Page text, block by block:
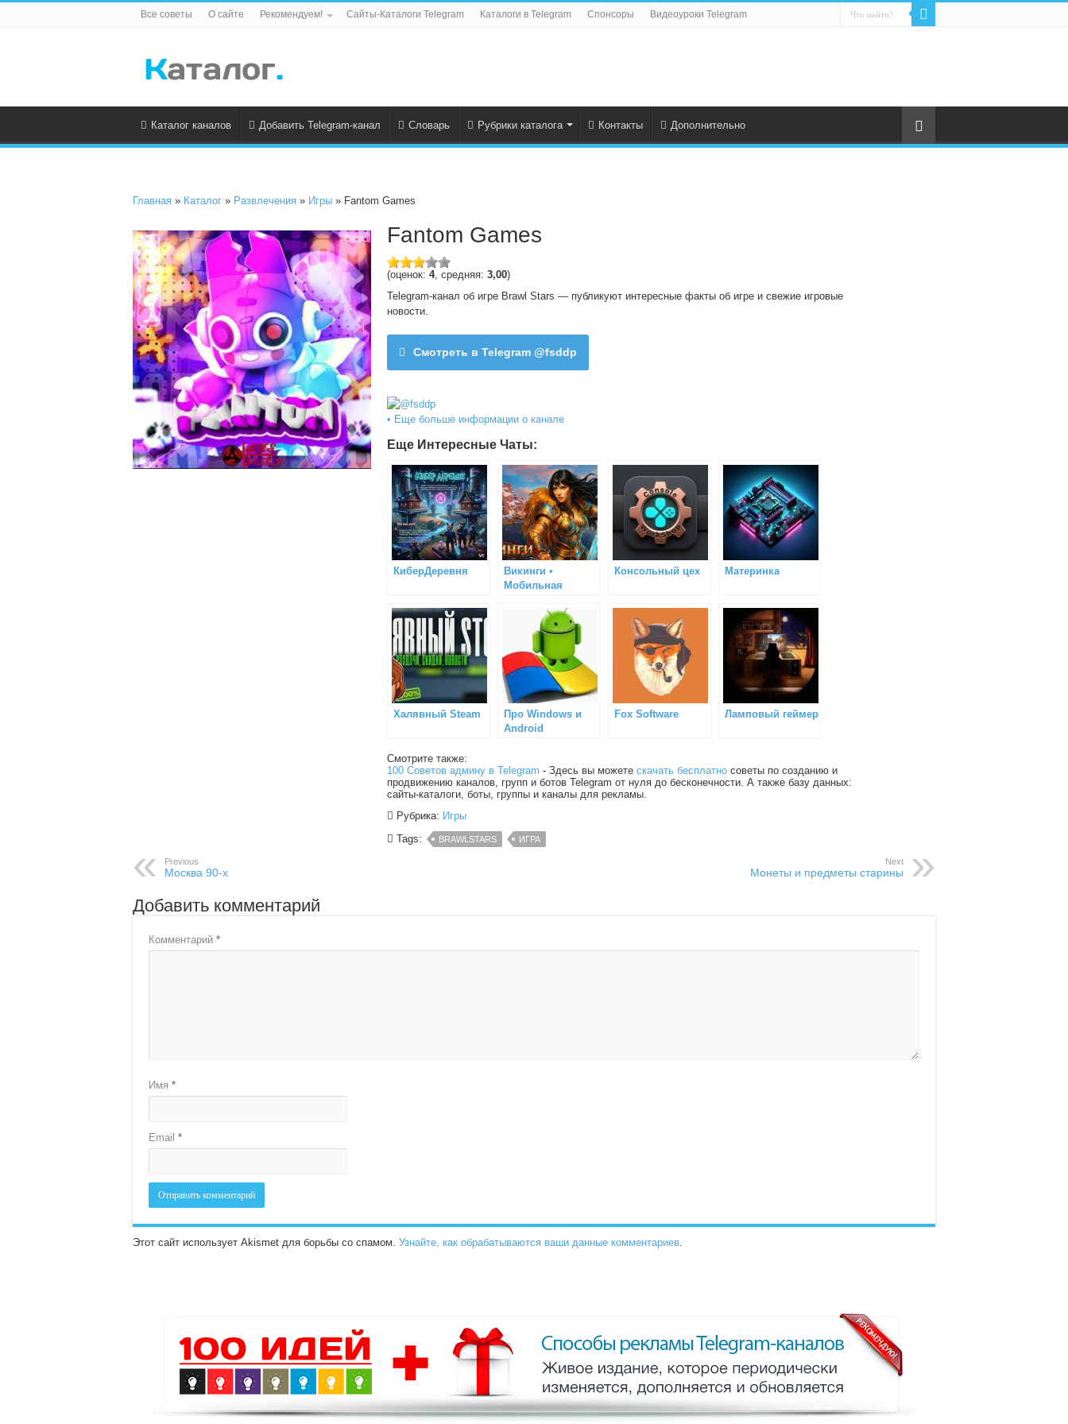
Все советы О сайте Рекомендуем! Сайты-Каталоги Telegram Каталоги в Telegram Спонсоры Видеоуроки Telegram
Каталог каналов Добавить Telegram-канал Словарь Рубрики каталога Контакты Дополнительно
Главная » Каталог » Развлечения » Игры » Fantom Games
Fantom Games
(оценок: 4, средняя: 3,00)
Telegram-канал об игре Brawl Stars — публикуют интересные факты об игре и свежие игровые
новости.
Смотреть в Telegram @fsddp
• Еще больше информации о канале
Еще Интересные Чаты:
КиберДеревня
Викинги •
Мобильная
Консольный цех Материнка
Халявный Steam
Про Windows и
Android
Fox Software Ламповый геймер
Смотрите также:
100 Советов админу в Telegram - Здесь вы можете скачать бесплатно советы по созданию и
продвижению каналов, групп и ботов Telegram от нуля до бесконечности. А также базу данных:
сайты-каталоги, боты, группы и каналы для рекламы.
Рубрика: Игры
Tags:
BRAWLSTARS ИГРА
Previous
Москва 90-х
Next
Монеты и предметы старины
Добавить комментарий
Комментарий *
Имя *
Email *
Этот сайт использует Akismet для борьбы со спамом. Узнайте, как обрабатываются ваши данные комментариев.